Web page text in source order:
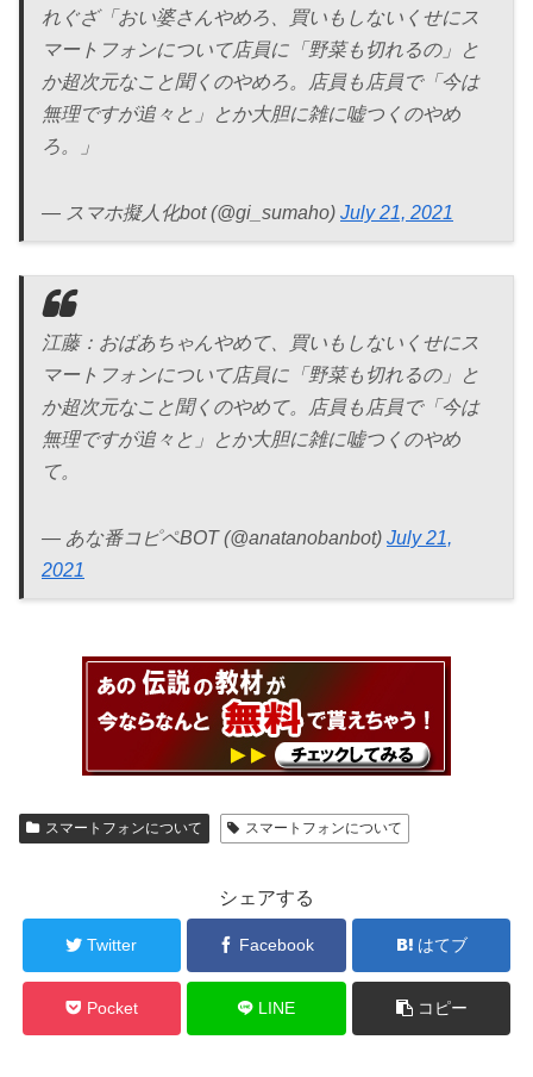
れぐざ「おい婆さんやめろ、買いもしないくせにス
マートフォンについて店員に「野菜も切れるの」と
か超次元なこと聞くのやめろ。店員も店員で「今は
無理ですが追々と」とか大胆に雑に嘘つくのやめ
ろ。」
— スマホ擬人化bot (@gi_sumaho) July 21, 2021
江藤：おばあちゃんやめて、買いもしないくせにス
マートフォンについて店員に「野菜も切れるの」と
か超次元なこと聞くのやめて。店員も店員で「今は
無理ですが追々と」とか大胆に雑に嘘つくのやめ
て。
— あな番コピペBOT (@anatanobanbot) July 21,
2021
スマートフォンについて スマートフォンについて
シェアする
Twitter Facebook はてブ
Pocket LINE コピー